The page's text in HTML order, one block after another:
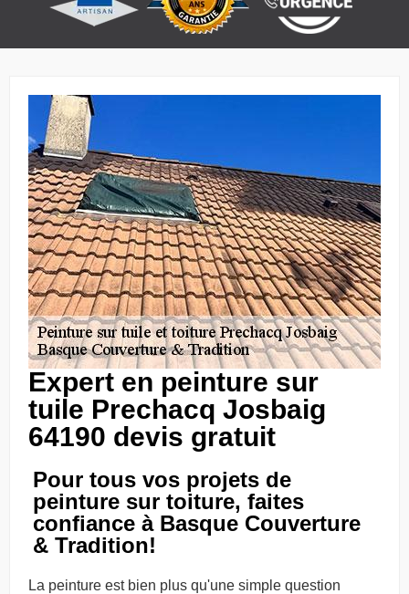
Expert en peinture sur
tuile Prechacq Josbaig
64190 devis gratuit
Pour tous vos projets de
peinture sur toiture, faites
confiance à Basque Couverture
& Tradition!
La peinture est bien plus qu'une simple question